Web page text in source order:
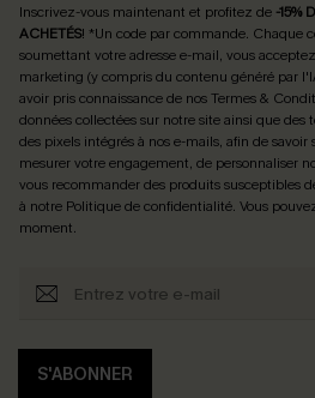
Inscrivez-vous maintenant et profitez de -15%
ACHETÉS! *Un code par commande. Chaque
soumettant votre adresse e-mail, vous
marketing (y compris du contenu généré par
avoir pris connaissance de nosTermes &
données collectées sur notre site ainsi que des
des pixels intégrés à nos e-mails, afin de
mesurer votre engagement, de personnaliser
vous recommander des produits susceptibles
à notre Politique de confidentialité. Vous
moment.
S'ABONNER